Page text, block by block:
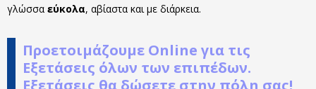
γλώσσα εύκολα, αβίαστα και με διάρκεια.
Προετοιμάζουμε Online για τις
Εξετάσεις όλων των επιπέδων.